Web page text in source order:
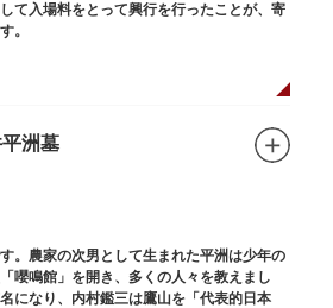
て入場料をとって興行を行ったことが、寄
。
洲墓
。農家の次男として生まれた平洲は少年の
嚶鳴館」を開き、多くの人々を教えまし
になり、内村鑑三は鷹山を「代表的日本